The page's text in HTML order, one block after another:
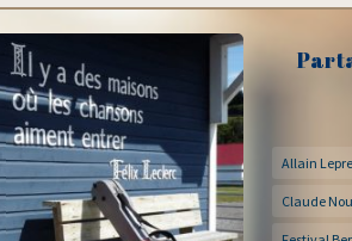
Allain
Claude